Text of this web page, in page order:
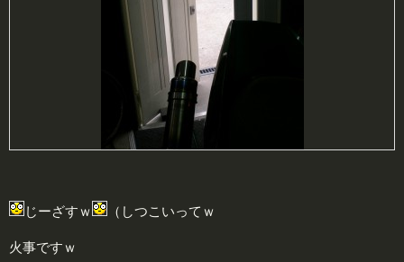
じーざすｗ （しつこいってｗ
火事ですｗ